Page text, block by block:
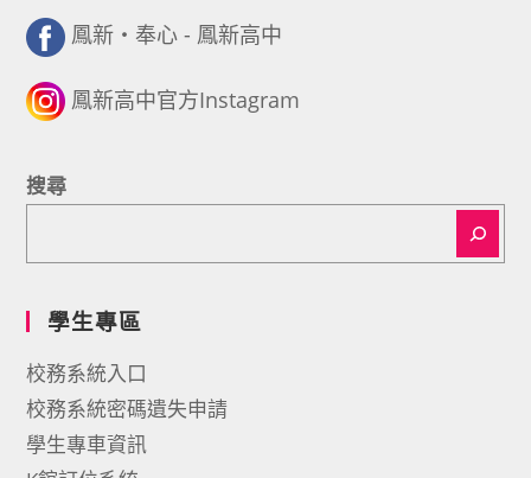
鳳新・奉心 - 鳳新高中
鳳新高中官方Instagram
搜尋
學生專區
校務系統入口
校務系統密碼遺失申請
學生專車資訊